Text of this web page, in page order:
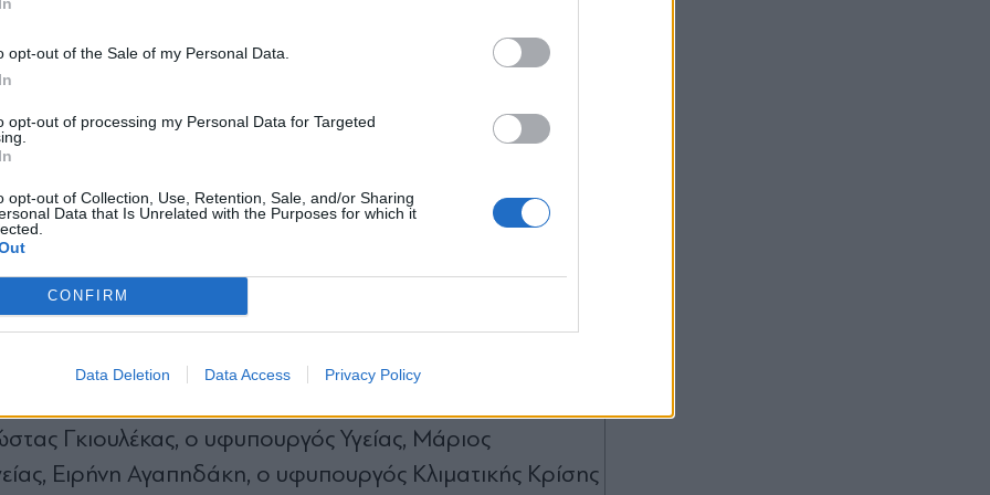
opt-out of the Sale of my Personal Data.
opt-out of processing my Personal Data for Targeted
opt-out of Collection, Use, Retention, Sale, and/or Sharing
Data that Is Unrelated with the Purposes for which it
CONFIRM
Data Deletion Data Access Privacy Policy
του Γιώργου Μυλωνάκη που
ο υπουργός Εθνικής Άμυνας Νίκος Δένδιας, η
Υγείας Άδωνις Γεωργιάδης, η υπουργός Πολιτισμού,
Ασύλου, Θάνος Πλεύρης, ο υφυπουργός Εσωτερικών
Γκιουλέκας, ο υφυπουργός Υγείας, Μάριος
Ειρήνη Αγαπηδάκη, ο υφυπουργός Κλιματικής Κρίσης
Αποδέχομαι τουςόρους χρήσης